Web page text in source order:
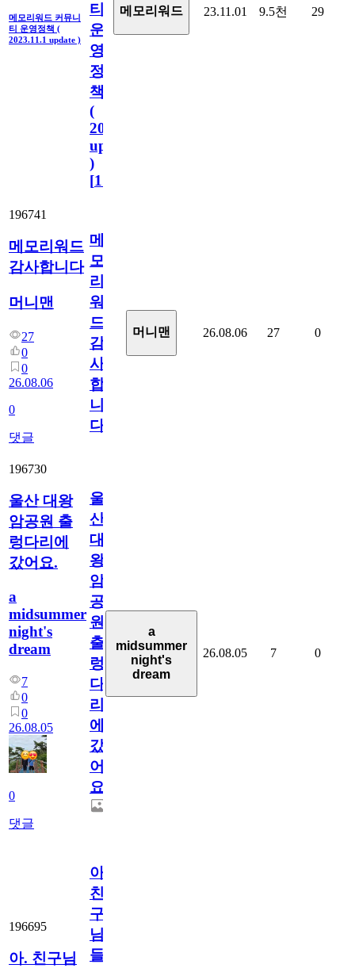
메모리워드 커뮤니
티 운영정책 (
2023.11.1 update )
티
운
영
정
책
(
2023.11.1
update
)
[110
메모리워드 23.11.01 9.5천 29
196741
메모리워드
감사합니다
머니맨
27
0
0
26.08.06
0
댓글
메
모
리
워
드
감
사
합
니
다
머니맨 26.08.06 27 0
196730
울산 대왕
암공원 출
렁다리에
갔어요.
a
midsummer
night's
dream
7
0
0
26.08.05
0
댓글
울
산
대
왕
암
공
원
출
렁
다
리
에
갔
어
요.
a
midsummer
night's
dream
26.08.05 7 0
196695
아. 친구님
아.
친
구
님
들.